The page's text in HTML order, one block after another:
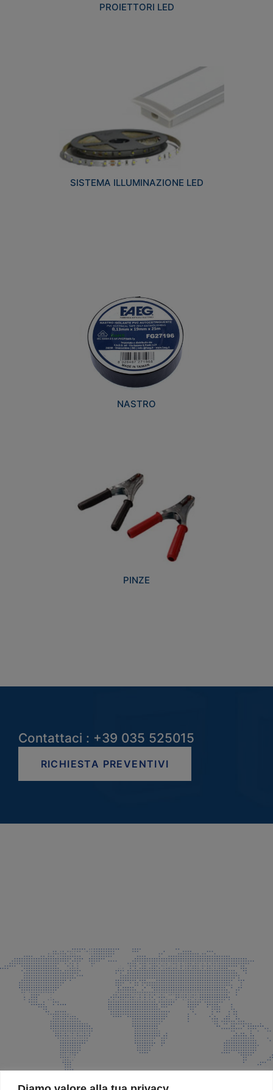
PROIETTORI LED
SISTEMA ILLUMINAZIONE LED
NASTRO
PINZE
Contattaci : +39 035 525015
RICHIESTA PREVENTIVI
info@faeg.it
COMMERCIALE E SPEDIZIONI
Via Padre Elzi, 32 Grassobbio (BG)
035 525015
035 335037
info@faeg.it
SITE MAP